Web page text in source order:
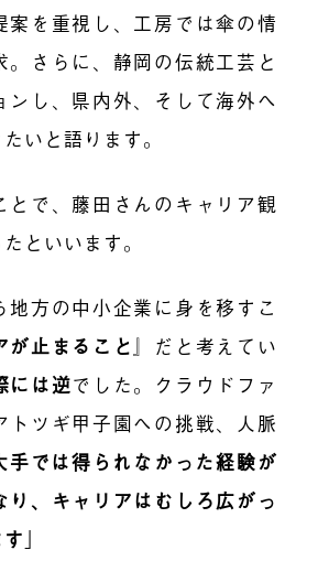
案を重視し、工房では傘の情
。さらに、静岡の伝統工芸と
ンし、県内外、そして海外へ
いと語ります。
とで、藤田さんのキャリア観
といいます。
地方の中小企業に身を移すこ
が止まること 』 だと考えてい
には逆でした。クラウドファ
トツギ甲子園への挑戦、人脈
手では得られなかった経験が
り、キャリアはむしろ広がっ
」